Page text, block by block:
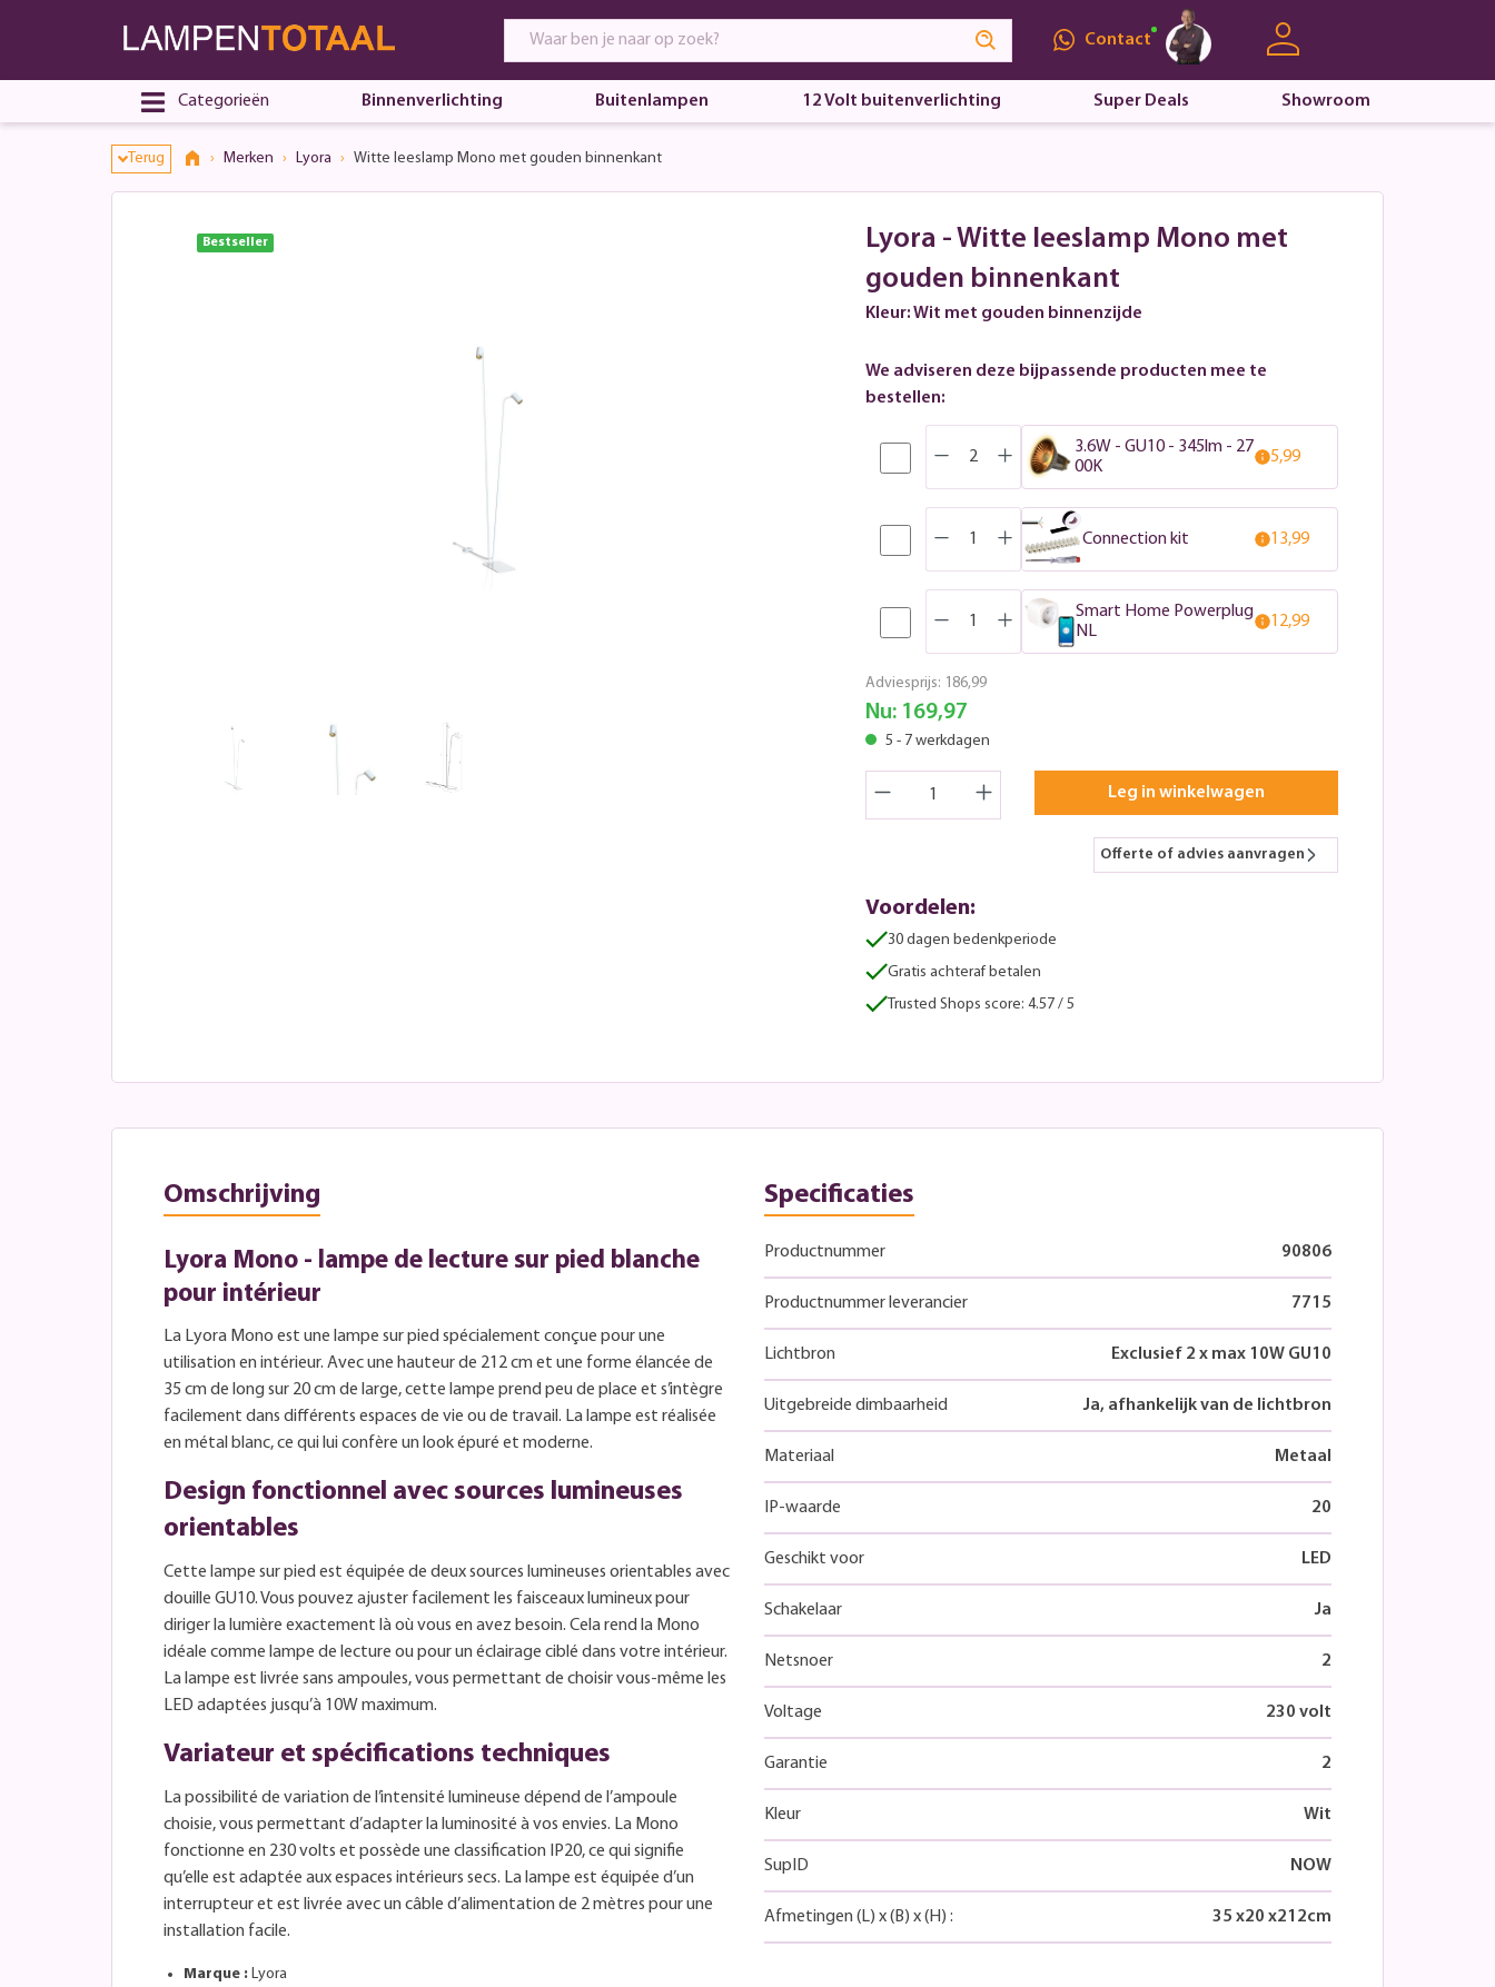
Contact
Categorieën Binnenverlichting Buitenlampen 12 Volt buitenverlichting Super Deals Showroom
Terug Merken Lyora Witte leeslamp Mono met gouden binnenkant
Bestseller
Lyora - Witte leeslamp Mono met
gouden binnenkant
Kleur: Wit met gouden binnenzijde
We adviseren deze bijpassende producten mee te
bestellen:
3.6W - GU10 - 345lm - 27
00K
5,99
Connection kit 13,99
Smart Home Powerplug
NL
12,99
Adviesprijs: 186,99
Nu: 169,97
5 - 7 werkdagen
Leg in winkelwagen
Offerte of advies aanvragen
Voordelen:
30 dagen bedenkperiode
Gratis achteraf betalen
Trusted Shops score: 4.57 / 5
Omschrijving
Lyora Mono - lampe de lecture sur pied blanche
pour intérieur
La Lyora Mono est une lampe sur pied spécialement conçue pour une
utilisation en intérieur. Avec une hauteur de 212 cm et une forme élancée de
35 cm de long sur 20 cm de large, cette lampe prend peu de place et s’intègre
facilement dans différents espaces de vie ou de travail. La lampe est réalisée
en métal blanc, ce qui lui confère un look épuré et moderne.
Design fonctionnel avec sources lumineuses
orientables
Cette lampe sur pied est équipée de deux sources lumineuses orientables avec
douille GU10. Vous pouvez ajuster facilement les faisceaux lumineux pour
diriger la lumière exactement là où vous en avez besoin. Cela rend la Mono
idéale comme lampe de lecture ou pour un éclairage ciblé dans votre intérieur.
La lampe est livrée sans ampoules, vous permettant de choisir vous-même les
LED adaptées jusqu’à 10W maximum.
Variateur et spécifications techniques
La possibilité de variation de l’intensité lumineuse dépend de l’ampoule
choisie, vous permettant d’adapter la luminosité à vos envies. La Mono
fonctionne en 230 volts et possède une classification IP20, ce qui signifie
qu’elle est adaptée aux espaces intérieurs secs. La lampe est équipée d’un
interrupteur et est livrée avec un câble d’alimentation de 2 mètres pour une
installation facile.
Marque : Lyora
Specificaties
Productnummer 90806
Productnummer leverancier 7715
Lichtbron Exclusief 2 x max 10W GU10
Uitgebreide dimbaarheid Ja, afhankelijk van de lichtbron
Materiaal Metaal
IP-waarde 20
Geschikt voor LED
Schakelaar Ja
Netsnoer 2
Voltage 230 volt
Garantie 2
Kleur Wit
SupID NOW
Afmetingen (L) x(B) x(H) : 35 x20 x212cm